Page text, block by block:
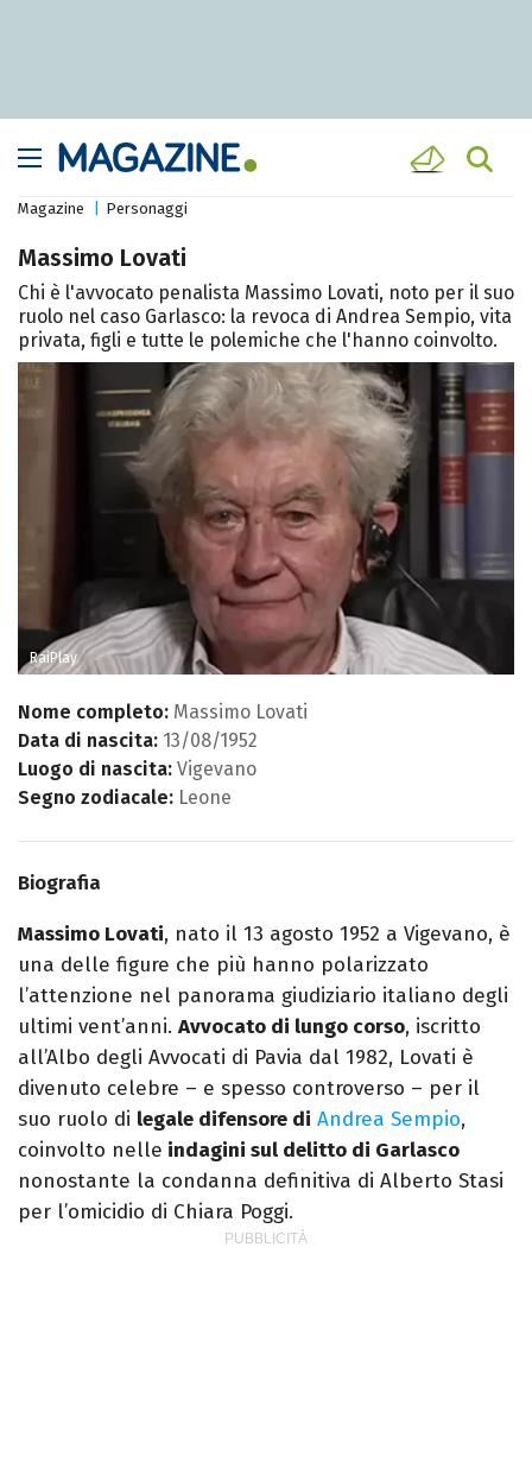
Magazine Personaggi
Massimo Lovati
Chi è l'avvocato penalista Massimo Lovati, noto per il suo
ruolo nel caso Garlasco: la revoca di Andrea Sempio, vita
privata, figli e tutte le polemiche che l'hanno coinvolto.
RaiPlay
Nome completo: Massimo Lovati
Data di nascita: 13/08/1952
Luogo di nascita: Vigevano
Segno zodiacale: Leone
Biografia
Massimo Lovati, nato il 13 agosto 1952 a Vigevano, è
una delle figure che più hanno polarizzato
l’attenzione nel panorama giudiziario italiano degli
ultimi vent’anni. Avvocato di lungo corso, iscritto
all’Albo degli Avvocati di Pavia dal 1982, Lovati è
divenuto celebre – e spesso controverso – per il
suo ruolo di legale difensore di Andrea Sempio,
coinvolto nelle indagini sul delitto di Garlasco
nonostante la condanna definitiva di Alberto Stasi
per l’omicidio di Chiara Poggi.